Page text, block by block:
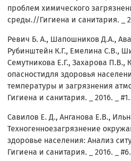
проблем химического
среды.//Гигиена и санитария. _
Ревич Б. А., Шапошников Д.А.,
Рубинштейн К.Г., Емелина С.В.,
Семутникова Е.Г., Захарова
опасностидля здоровья
температуры и загрязнения
Гигиена и санитария. _ 2016. _
Савилов Е. Д., Анганова Е.В.,
Техногенноезагрязнение
здоровье населения: Анализ
Гигиена и санитария. _ 2016. _